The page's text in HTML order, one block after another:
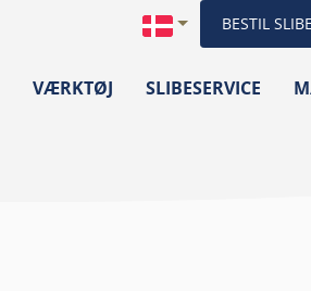
BESTIL
VÆRKTØJ SLIBESERVICE